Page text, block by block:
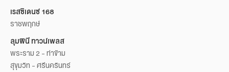
เรสซิเดนซ์ 168
ราชพฤกษ์
ลุมพินี ทาวน์เพลส
พระราม 2 - ท่าข้าม
สุขุมวิท - ศรีนครินทร์